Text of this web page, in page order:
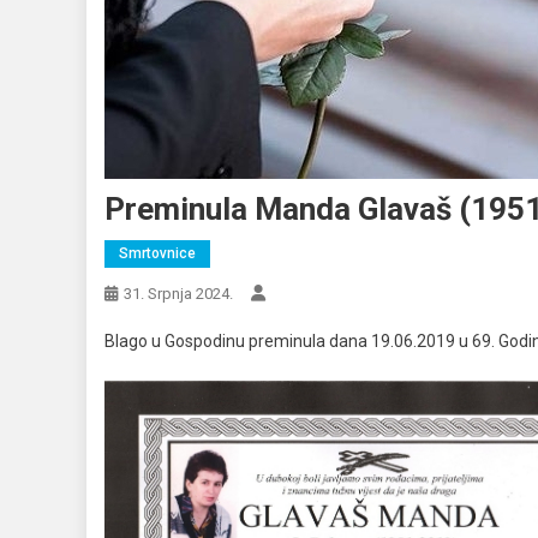
Preminula Manda Glavaš
Smrtovnice
31. Srpnja 2024.
Blago u Gospodinu preminula dana 19.06.2019 u 69.